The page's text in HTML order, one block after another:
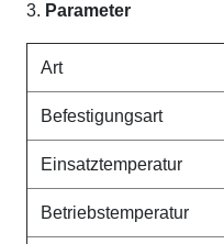
3. Parameter
Art
Befestigungsart
Einsatztemperatur
Betriebstemperatur